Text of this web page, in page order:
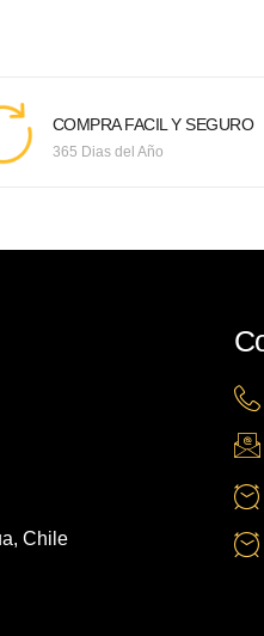
COMPRA FACIL Y SEGURO
365 Dias del Año
Chile